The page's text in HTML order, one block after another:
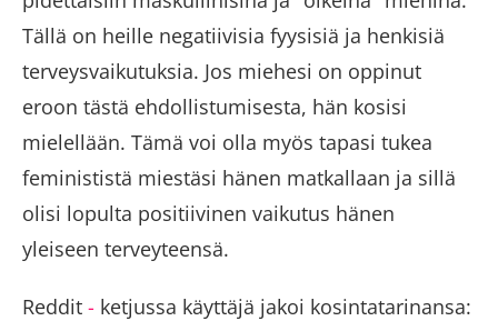
Tällä on heille negatiivisia fyysisiä ja henkisiä
terveysvaikutuksia. Jos miehesi on oppinut
eroon tästä ehdollistumisesta, hän kosisi
mielellään. Tämä voi olla myös tapasi tukea
feminististä miestäsi hänen matkallaan ja sillä
olisi lopulta positiivinen vaikutus hänen
yleiseen terveyteensä.
Reddit - ketjussa käyttäjä jakoi kosintatarinansa: